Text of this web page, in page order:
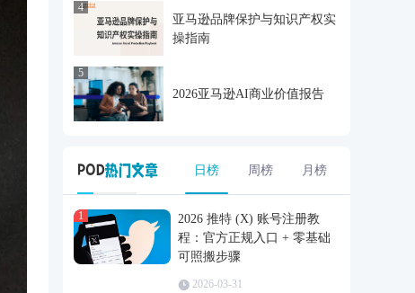
4
亚马逊品牌保护与知识产权实
操指南
5
2026亚马逊AI商业价值报告
日榜 周榜 月榜
1
2026 推特 (X) 账号注册教
程：官方正规入口 + 零基础
可照搬步骤
2026-03-31